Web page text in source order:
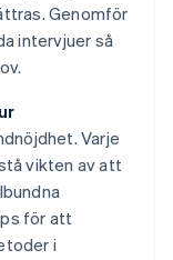
Genomför
intervjuer så
Varje
vikten av att
för att
i